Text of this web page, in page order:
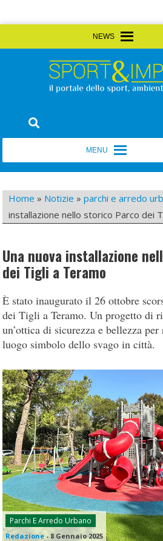
to
Sport&Impianti
Home » Notizie »parchi e arredo
installazione nello storico Parco dei
Una nuova installazione
dei Tigli a Teramo
È stato inaugurato il 26 ottobre
dei Tigli a Teramo. Un progetto di
un’ottica di sicurezza e bellezza
luogo simbolo dello svago in città.
Parchi E Arredo Urbano
Redazione - 8 Gennaio 2025